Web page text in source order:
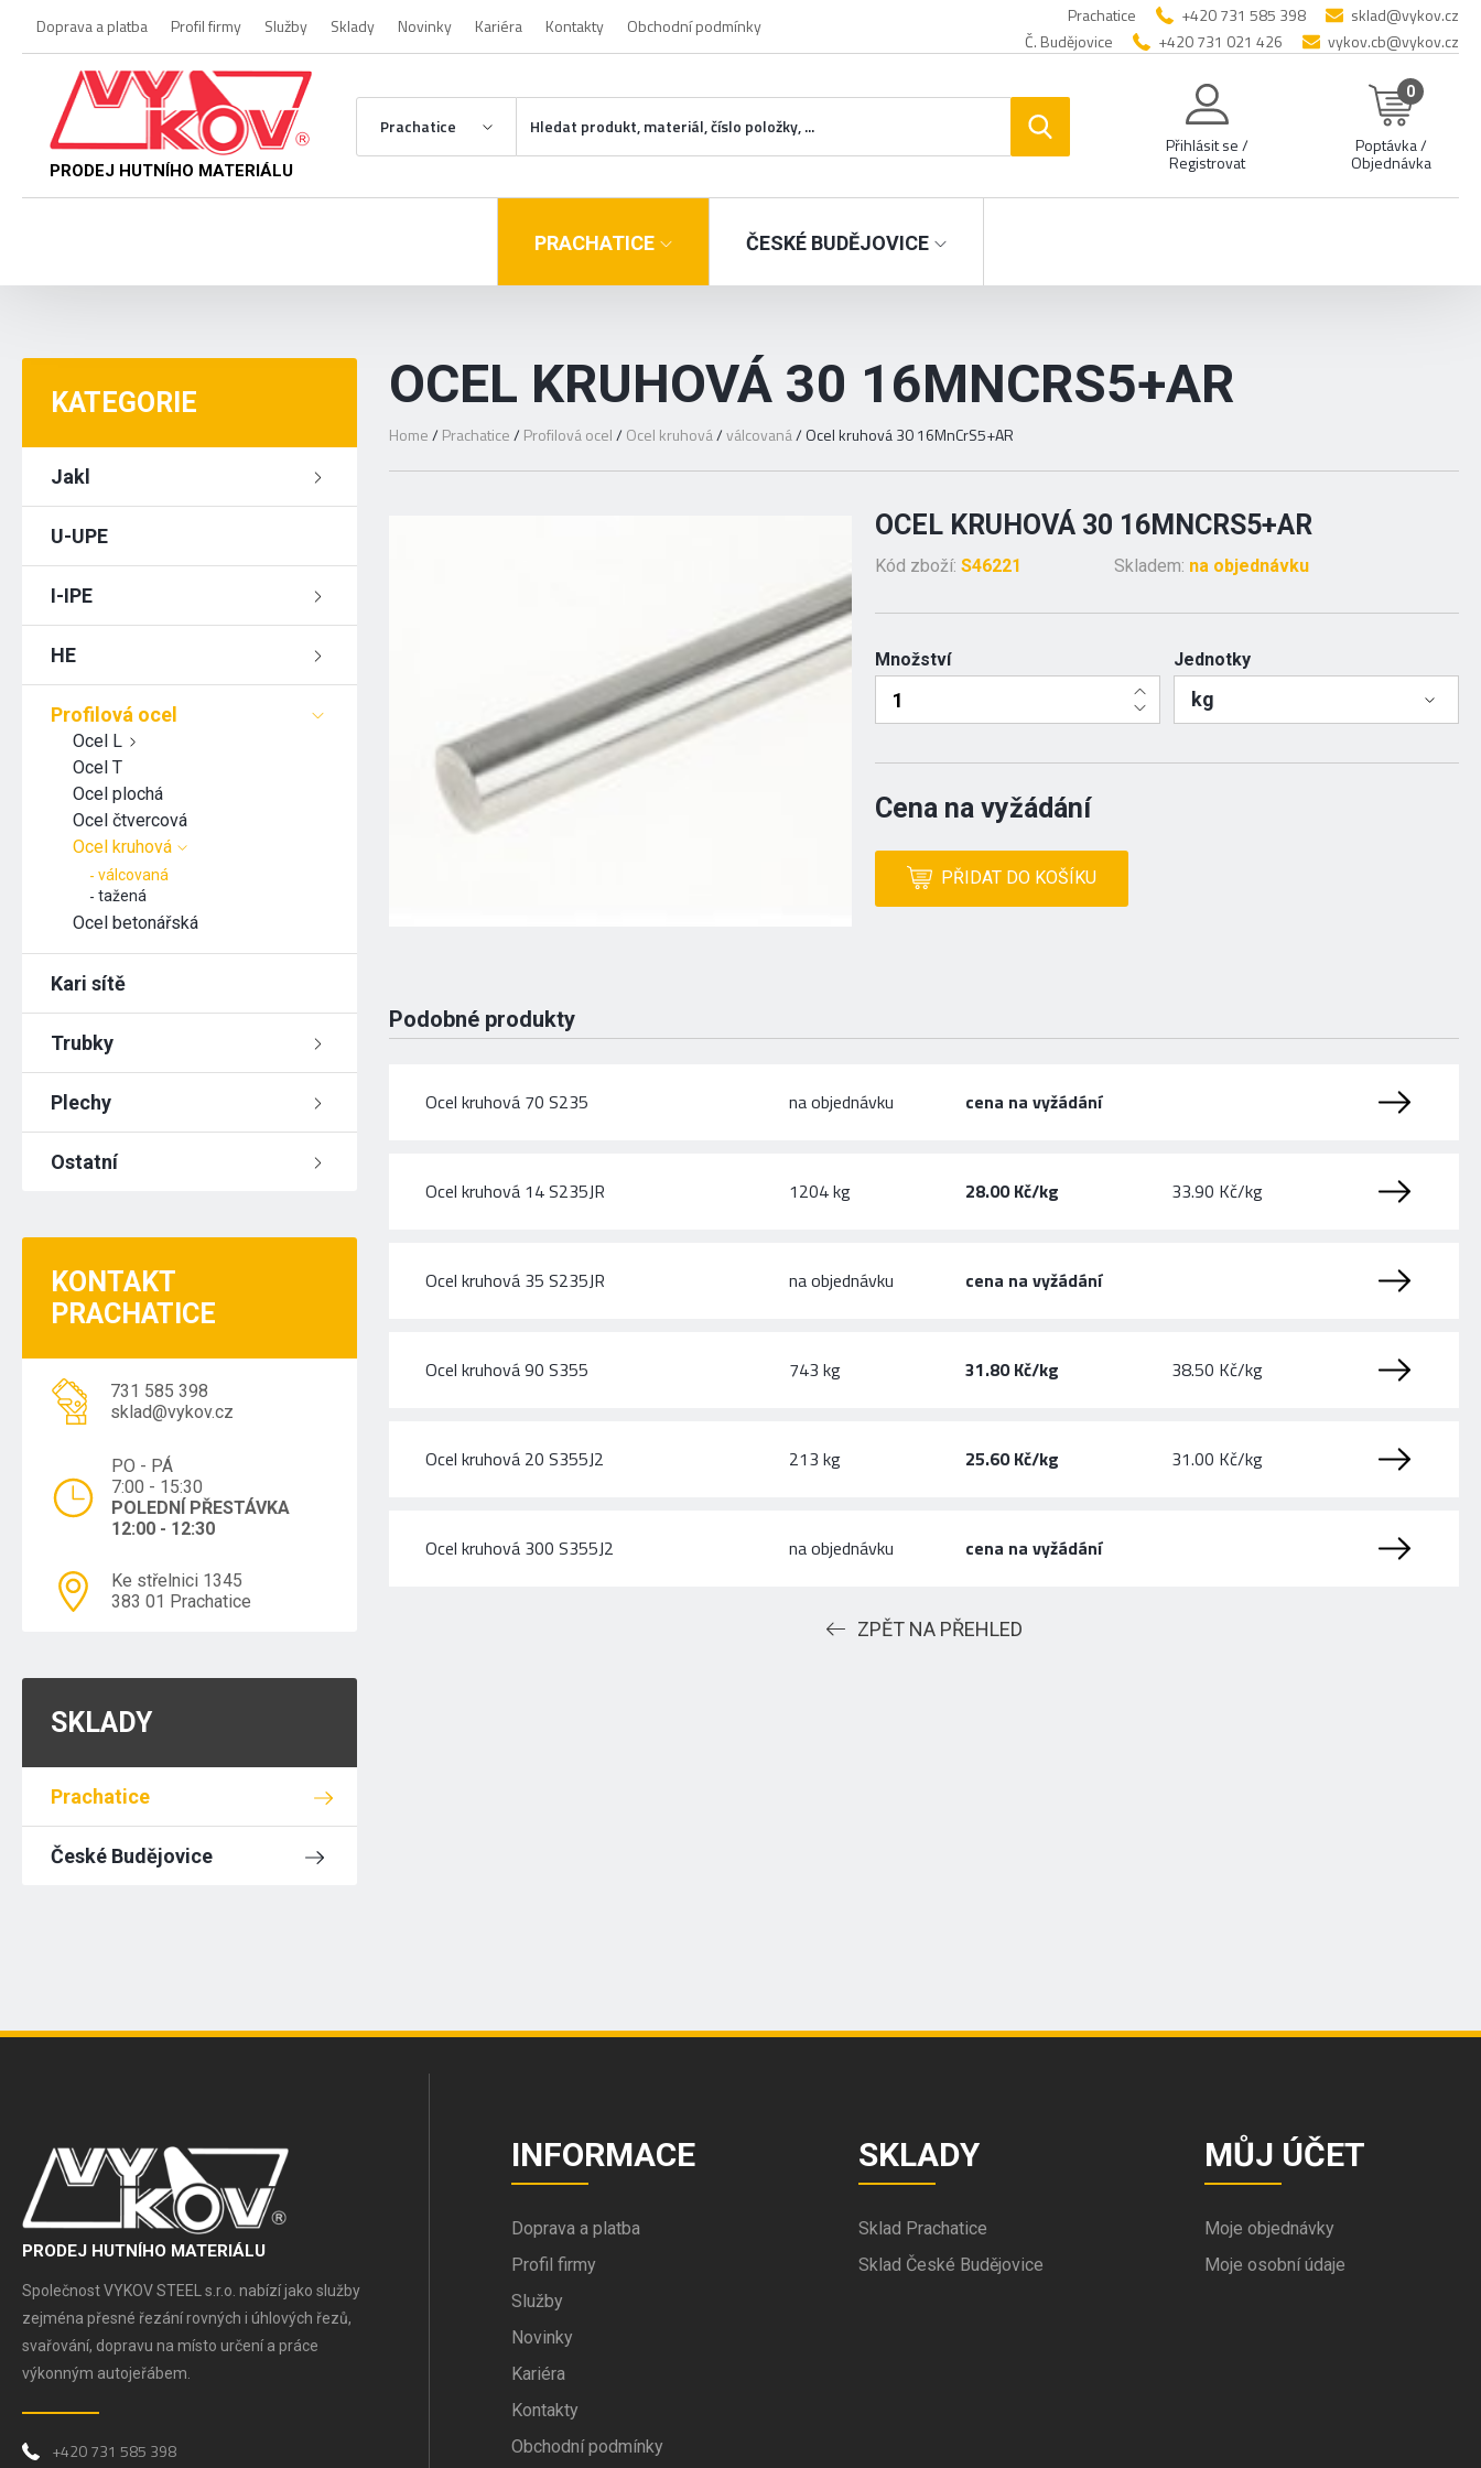
Doprava a platba Profil firmy Služby Sklady Novinky Kariéra Kontakty Obchodní podmínky Prachatice +420 731 585 398
sklad@vykov.cz
Č. Budějovice
+420 731 021 426 vykov.cb@vykov.cz
PRODEJ HUTNÍHO MATERIÁLU
Prachatice
Přihlásit se /
Registrovat
0
Poptávka /
Objednávka
PRACHATICE ČESKÉ BUDĚJOVICE
KATEGORIE
Jakl
U-UPE
I-IPE
HE
Profilová ocel
Ocel L
Ocel T
Ocel plochá
Ocel čtvercová
Ocel kruhová
válcovaná
tažená
Ocel betonářská
Kari sítě
Trubky
Plechy
Ostatní
KONTAKT
PRACHATICE
731 585 398
sklad@vykov.cz
PO - PÁ
7:00 - 15:30
POLEDNÍ PŘESTÁVKA
12:00 - 12:30
Ke střelnici 1345
383 01 Prachatice
SKLADY
Prachatice
České Budějovice
OCEL KRUHOVÁ 30 16MNCRS5+AR
Home/ Prachatice/ Profilová ocel/ Ocel kruhová/válcovaná/ Ocel kruhová 30 16MnCrS5+AR
OCEL KRUHOVÁ 30 16MNCRS5+AR
Kód zboží:S46221 Skladem: na objednávku
Množství Jednotky
kg
Cena na vyžádání
PŘIDAT DO KOŠÍKU
Podobné produkty
Ocel kruhová 70 S235 na objednávku cena na vyžádání
Ocel kruhová 14 S235JR 1204 kg 28.00 Kč/kg 33.90 Kč/kg
Ocel kruhová 35 S235JR na objednávku cena na vyžádání
Ocel kruhová 90 S355 743 kg 31.80 Kč/kg 38.50 Kč/kg
Ocel kruhová 20 S355J2 213 kg 25.60 Kč/kg 31.00 Kč/kg
Ocel kruhová 300 S355J2 na objednávku cena na vyžádání
ZPĚT NA PŘEHLED
PRODEJ HUTNÍHO MATERIÁLU
Společnost VYKOV STEEL s.r.o. nabízí jako služby
zejména přesné řezání rovných i úhlových řezů,
svařování, dopravu na místo určení a práce
výkonným autojeřábem.
+420 731 585 398
INFORMACE
Doprava a platba
Profil firmy
Služby
Novinky
Kariéra
Kontakty
Obchodní podmínky
SKLADY
Sklad Prachatice
Sklad České Budějovice
MŮJ ÚČET
Moje objednávky
Moje osobní údaje